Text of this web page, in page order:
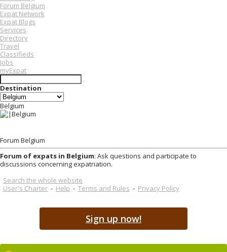
Forum Belgium
Expat Network
Expat Blogs
Services
Directory
Travel
Classifieds
Jobs
myExpat
Destination
Belgium
Forum Belgium
Forum of expats in Belgium: Ask questions and participate to
discussions concerning expatriation.
Search the whole website
User's Charter - Help - Terms and Rules - Privacy Policy
Sign up now!